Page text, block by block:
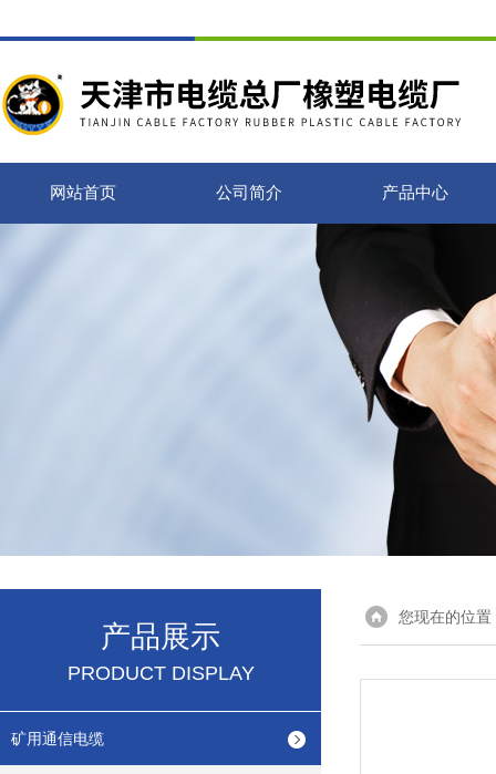
网站首页 公司简介 产品中心
产品展示
PRODUCT DISPLAY
矿用通信电缆
您现在的位置